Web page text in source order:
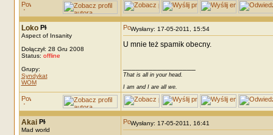
Loko
Aspect of Insanity
Dołączył: 28 Gru 2008
Status: offline
Grupy:
Syndykat
WOM
Wysłany: 17-05-2011, 15:54
U mnie też spamik obecny.
That is all in your head.
I am and I are all we.
Akai
Mad world
Wysłany: 17-05-2011, 16:41